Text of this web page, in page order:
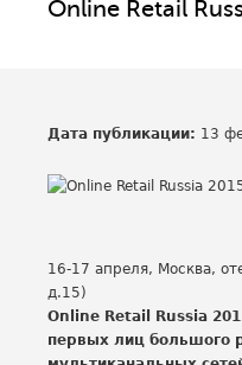
Online Retail
Дата публикации: 13
16-17 апреля, Москва,
д.15)
Online Retail Russia
первых лиц большого